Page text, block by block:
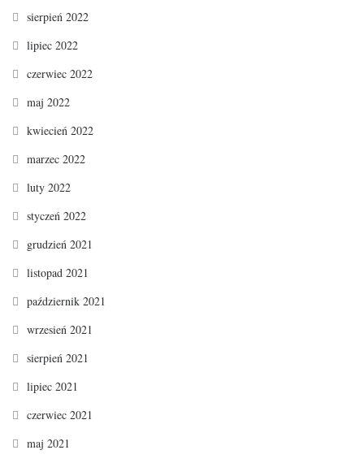
sierpień 2022
lipiec 2022
czerwiec 2022
maj 2022
kwiecień 2022
marzec 2022
luty 2022
styczeń 2022
grudzień 2021
listopad 2021
październik 2021
wrzesień 2021
sierpień 2021
lipiec 2021
czerwiec 2021
maj 2021